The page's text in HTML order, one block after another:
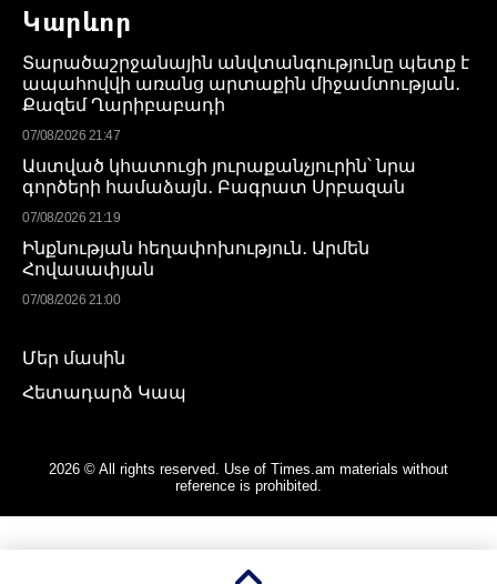
Կարևոր
Տարածաշրջանային անվտանգությունը պետք է
ապահովվի առանց արտաքին միջամտության․
Քազեմ Ղարիբաբադի
07/08/2026 21:47
Աստված կհատուցի յուրաքանչյուրին՝ նրա
գործերի համաձայն․ Բագրատ Սրբազան
07/08/2026 21:19
Ինքնության հեղափոխություն․ Արմեն
Հովասափյան
07/08/2026 21:00
Մեր մասին
Հետադարձ Կապ
2026 © All rights reserved. Use of Times.am materials without
reference is prohibited.